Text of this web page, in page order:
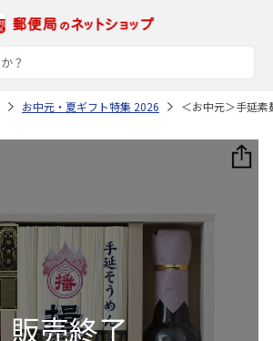
お中元・夏ギフト特集 2026 ＜お中元＞手延